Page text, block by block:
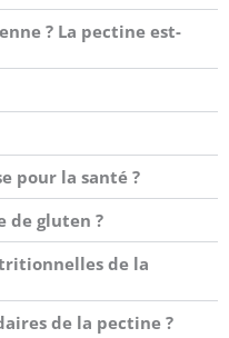
? La pectine est-
pour la santé ?
de gluten ?
de la
de la pectine ?